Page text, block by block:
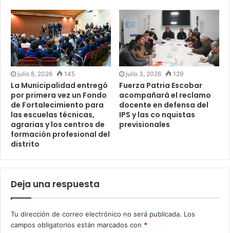
julio 8, 2026 145
La Municipalidad entregó
por primera vez un Fondo
de Fortalecimiento para
las escuelas técnicas,
agrarias y los centros de
formación profesional del
distrito
julio 3, 2026 129
Fuerza Patria Escobar
acompañará el reclamo
docente en defensa del
IPS y las co nquistas
previsionales
Deja una respuesta
Tu dirección de correo electrónico no será publicada. Los
campos obligatorios están marcados con *